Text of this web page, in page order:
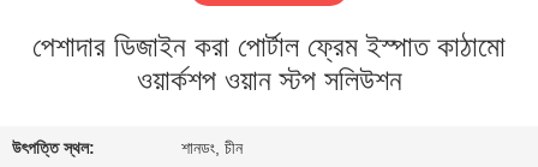
আমাদের
কারখানা
পেশাদার ডিজাইন করা পোর্টাল ফ্রেম ইস্পাত কাঠামো
ওয়ার্কশপ ওয়ান স্টপ সলিউশন
উৎপত্তি স্থল: শানডং, চীন